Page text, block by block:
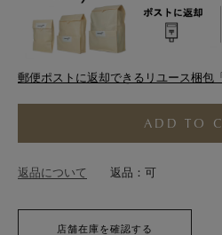
郵便ポストに返却できるリユース梱包
ADD TO
返品について 返品：可
店舗在庫を確認する